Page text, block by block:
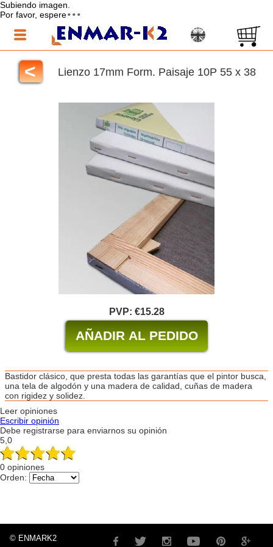
Subiendo imagen.
Por favor, espere
< Lienzo 17mm Form. Paisaje 10P 55 x 38
PVP: €15.28
Bastidor clásico, que presta todas las garantías que el pintor busca,
una tela de algodón y una madera de calidad, cuñas de madera
con rigidez y solidez.
Leer opiniones
Escribir opinión
Debe registrarse para enviarnos su opinión
5,0
0 opiniones
Orden:
© ENMARK2